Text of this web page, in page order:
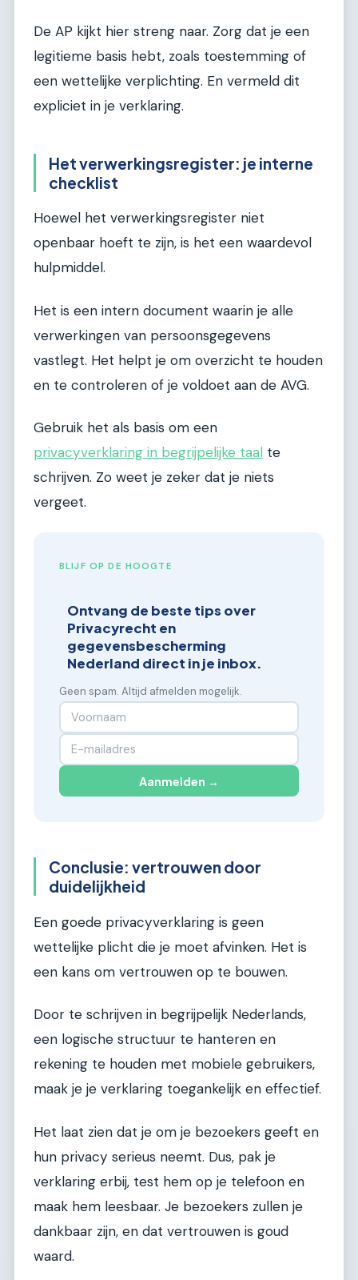
De AP kijkt hier streng naar. Zorg dat je een
legitieme basis hebt, zoals toestemming of
een wettelijke verplichting. En vermeld dit
expliciet in je verklaring.
Het verwerkingsregister: je interne
checklist
Hoewel het verwerkingsregister niet
openbaar hoeft te zijn, is het een waardevol
hulpmiddel.
Het is een intern document waarin je alle
verwerkingen van persoonsgegevens
vastlegt. Het helpt je om overzicht te houden
en te controleren of je voldoet aan de AVG.
Gebruik het als basis om een
privacyverklaring in begrijpelijke taal te
schrijven. Zo weet je zeker dat je niets
vergeet.
BLIJF OP DE HOOGTE
Ontvang de beste tips over
Privacyrecht en
gegevensbescherming
Nederland direct in je inbox.
Geen spam. Altijd afmelden mogelijk.
Aanmelden →
Conclusie: vertrouwen door
duidelijkheid
Een goede privacyverklaring is geen
wettelijke plicht die je moet afvinken. Het is
een kans om vertrouwen op te bouwen.
Door te schrijven in begrijpelijk Nederlands,
een logische structuur te hanteren en
rekening te houden met mobiele gebruikers,
maak je je verklaring toegankelijk en effectief.
Het laat zien dat je om je bezoekers geeft en
hun privacy serieus neemt. Dus, pak je
verklaring erbij, test hem op je telefoon en
maak hem leesbaar. Je bezoekers zullen je
dankbaar zijn, en dat vertrouwen is goud
waard.